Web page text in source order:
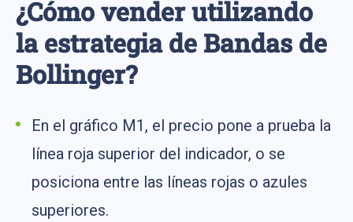
¿Cómo vender utilizando
la estrategia de Bandas de
Bollinger?
En el gráfico M1, el precio pone a prueba la
línea roja superior del indicador, o se
posiciona entre las líneas rojas o azules
superiores.